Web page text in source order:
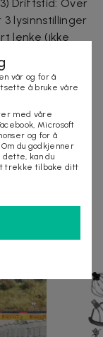
Driftstid: Over
lysinnstillinger
lenke (ikke
så også på
vår og for å
å bruke våre
med våre
Microsoft
og for å
du godkjenner
dette, kan du
trekke tilbake ditt